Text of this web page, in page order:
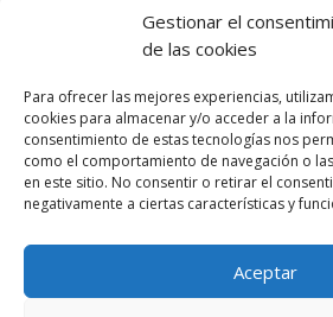
Gestionar el
de las cookies
Para ofrecer las mejores experiencias,
cookies para almacenar y/o acceder a la
consentimiento de estas tecnologías nos
como el comportamiento de navegación o
en este sitio. No consentir o retirar el
negativamente a ciertas características y
Aceptar
continuar estudiando inglés en
sabedores de que no sólo es
cultural si no que puede ser de
su futuro profesional.
Departamento